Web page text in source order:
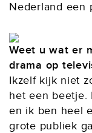
Nederland een
Weet u wat er
drama op
Ikzelf kijk niet
het een beetje.
en ik ben heel
grote publiek